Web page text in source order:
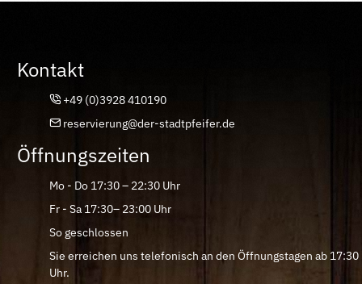
Kontakt
+49 (0)3928 410190
reservierung@der-stadtpfeifer.de
Öffnungszeiten
Mo - Do 17:30 – 22:30 Uhr
Fr - Sa 17:30– 23:00 Uhr
So geschlossen
Sie erreichen uns telefonisch an den Öffnungstagen ab 17:30
Uhr.